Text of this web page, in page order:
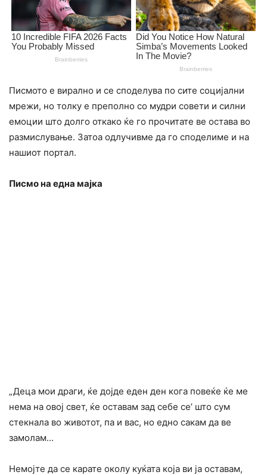
Писмото е вирално и се споделува по сите социјални
мрежи, но толку е преполно со мудри совети и силни
емоции што долго откако ќе го прочитате ве остава во
размислување. Затоа одлучивме да го споделиме и на
нашиот портал.
Писмо на една мајка
„Деца мои драги, ќе дојде еден ден кога повеќе ќе ме
нема на овој свет, ќе оставам зад себе се’ што сум
стекнала во животот, па и вас, но едно сакам да ве
замолам…
Немојте да се карате околу куќата која ви ја оставам,